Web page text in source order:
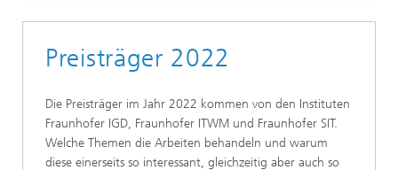
Preisträger 2022
Die Preisträger im Jahr 2022 kommen von den Instituten
Fraunhofer IGD, Fraunhofer ITWM und Fraunhofer SIT.
Welche Themen die Arbeiten behandeln und warum
diese einerseits so interessant, gleichzeitig aber auch so